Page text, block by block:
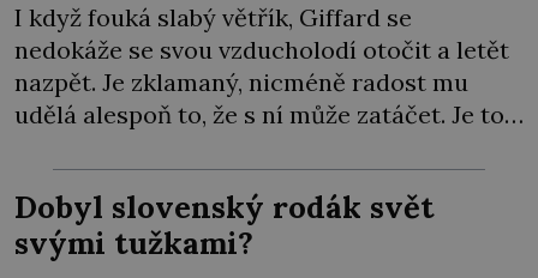
I když fouká slabý větřík, Giffard se
nedokáže se svou vzducholodí otočit a letět
nazpět. Je zklamaný, nicméně radost mu
udělá alespoň to, že s ní může zatáčet. Je to
není hloupým výmyslem. Chce to jen víc
času a peněz, aby ji byl schopen sestrojit…
Síla páry ho […]
Dobyl slovenský rodák svět
svými tužkami?